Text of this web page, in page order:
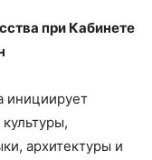
при Кабинете
инициирует
архитектуры и